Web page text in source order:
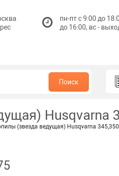
пн-пт с 9:00 до
до 16:00, вс -
Поиск
Husqvarna
(звезда ведущая) Husqvarna 345,350